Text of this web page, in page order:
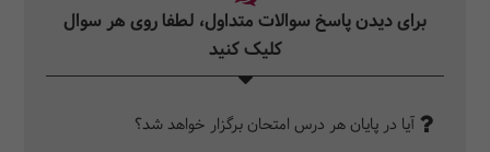
برای دیدن پاسخ سوالات متداول، لطفا روی هر سوال
کلیک کنید‎
آیا در پایان هر درس امتحان برگزار خواهد شد؟